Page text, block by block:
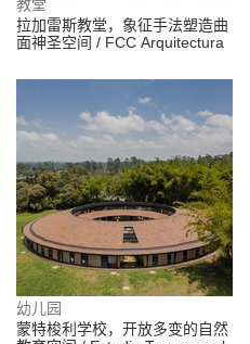
教堂
拉加雷斯教堂，象征手法塑造曲
面神圣空间 / FCC Arquitectura
幼儿园
蒙特梭利学校，开放多变的自然